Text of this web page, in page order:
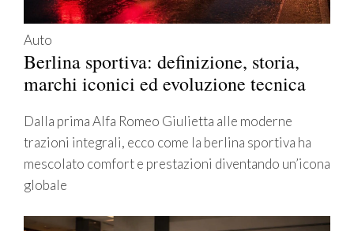
Auto
Berlina sportiva: definizione, storia,
marchi iconici ed evoluzione tecnica
Dalla prima Alfa Romeo Giulietta alle moderne
trazioni integrali, ecco come la berlina sportiva ha
mescolato comfort e prestazioni diventando un’icona
globale